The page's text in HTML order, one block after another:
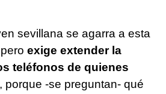
sevillana se agarra a esta
exige extender la
teléfonos de quienes
, porque -se preguntan- qué